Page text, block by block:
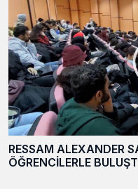
RESSAM ALEXANDER
ÖĞRENCİLERLE